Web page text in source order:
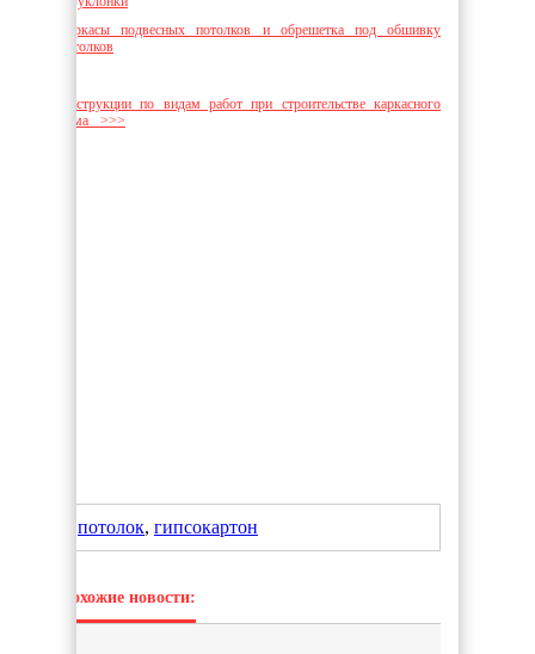
Каркасы подвесных потолков и обрешетка под обшивку
потолков
Инструкции по видам работ при строительстве каркасного
дома >>>
потолок, гипсокартон
Похожие новости: